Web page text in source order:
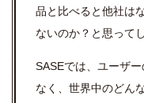
品と比べると他社は
ないのか？と思って
SASEでは、ユーザ
なく、世界中のどん